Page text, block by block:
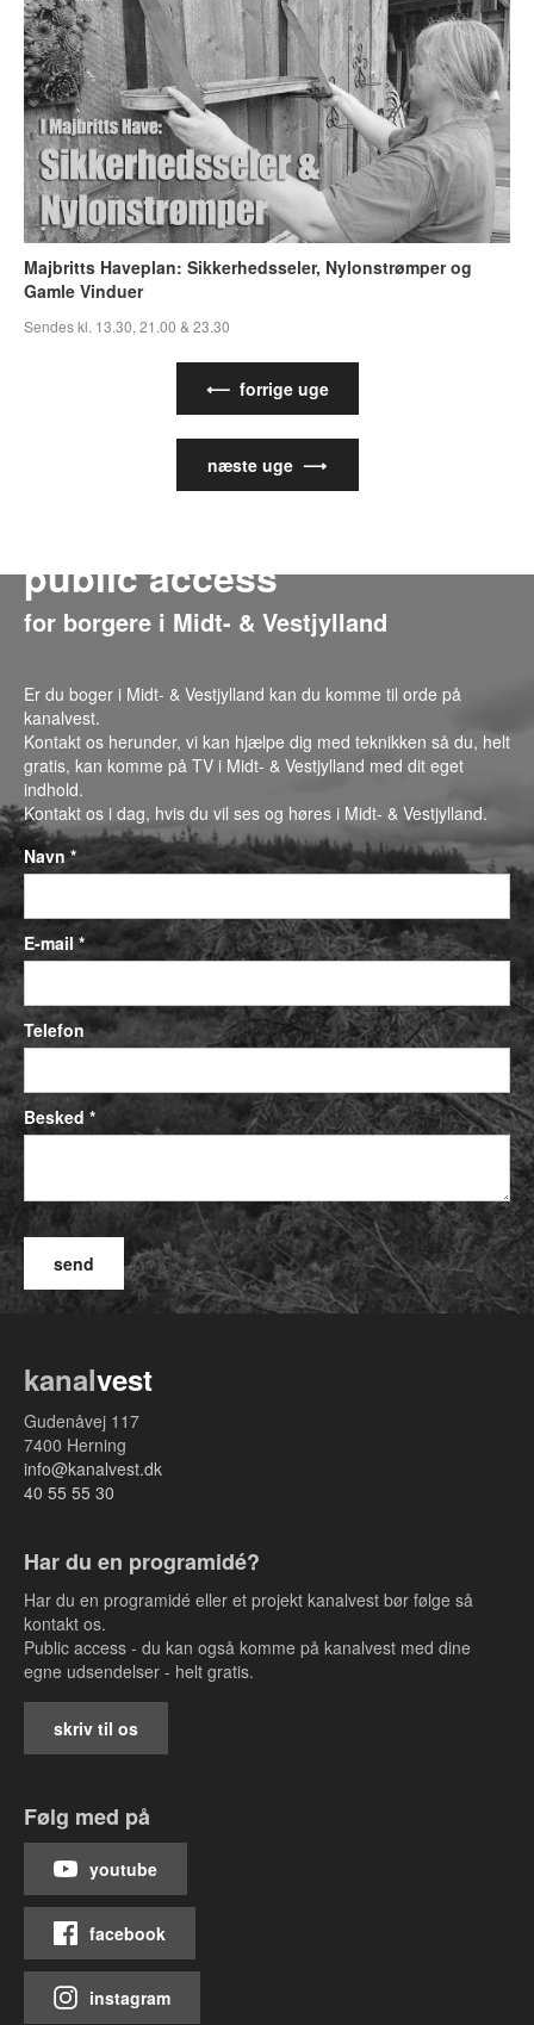
Majbritts Haveplan: Sikkerhedsseler, Nylonstrømper og
Gamle Vinduer
Sendes kl. 13.30, 21.00 & 23.30
⟵ forrige uge
næste uge ⟶
public access
for borgere i Midt- & Vestjylland
Er du boger i Midt- & Vestjylland kan du komme til orde på
kanalvest.
Kontakt os herunder, vi kan hjælpe dig med teknikken så du, helt
gratis, kan komme på TV i Midt- & Vestjylland med dit eget
indhold.
Kontakt os i dag, hvis du vil ses og høres i Midt- & Vestjylland.
Navn *
E-mail *
Telefon
Besked *
kanalvest
Gudenåvej 117
7400 Herning
info@kanalvest.dk
40 55 55 30
Har du en programidé?
Har du en programidé eller et projekt kanalvest bør følge så
kontakt os.
Public access - du kan også komme på kanalvest med dine
egne udsendelser - helt gratis.
skriv til os
Følg med på
youtube
facebook
instagram